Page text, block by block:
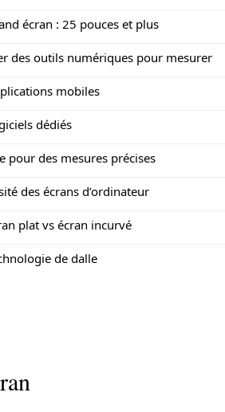
écran : 25 pouces et plus
des outils numériques pour mesurer
mobiles
dédiés
pour des mesures précises
des écrans d’ordinateur
plat vs écran incurvé
de dalle